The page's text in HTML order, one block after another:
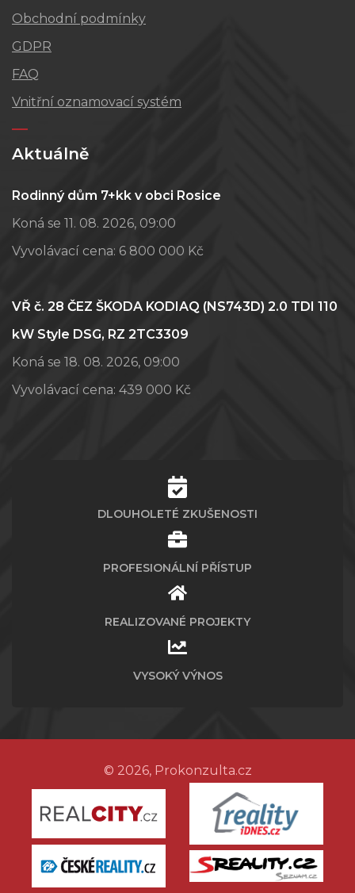
Obchodní podmínky
GDPR
FAQ
Vnitřní oznamovací systém
Aktuálně
Rodinný dům 7+kk v obci Rosice
Koná se 11. 08. 2026, 09:00
Vyvolávací cena: 6 800 000 Kč
VŘ č. 28 ČEZ ŠKODA KODIAQ (NS743D) 2.0 TDI 110
kW Style DSG, RZ 2TC3309
Koná se 18. 08. 2026, 09:00
Vyvolávací cena: 439 000 Kč
DLOUHOLETÉ ZKUŠENOSTI
PROFESIONÁLNÍ PŘÍSTUP
REALIZOVANÉ PROJEKTY
VYSOKÝ VÝNOS
© 2026, Prokonzulta.cz